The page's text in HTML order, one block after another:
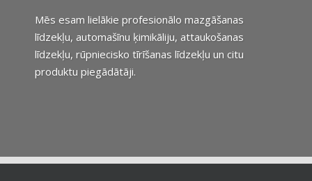
Mēs esam lielākie profesionālo mazgāšanas
līdzekļu, automašīnu ķimikāliju, attaukošanas
līdzekļu, rūpniecisko tīrīšanas līdzekļu un citu
produktu piegādātāji.